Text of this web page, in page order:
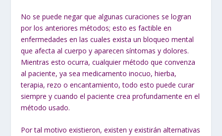
No se puede negar que algunas curaciones se logran
por los anteriores métodos; esto es factible en
enfermedades en las cuales exista un bloqueo mental
que afecta al cuerpo y aparecen síntomas y dolores.
Mientras esto ocurra, cualquier método que convenza
al paciente, ya sea medicamento inocuo, hierba,
terapia, rezo o encantamiento, todo esto puede curar
siempre y cuando el paciente crea profundamente en el
método usado.
Por tal motivo existieron, existen y existirán alternativas